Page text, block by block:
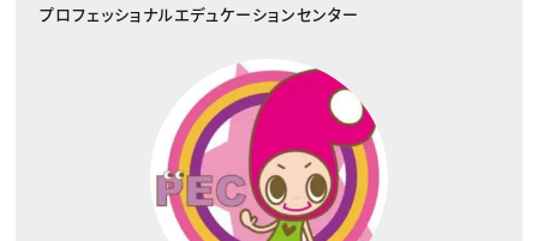
プロフェッショナルエデュケーションセンター